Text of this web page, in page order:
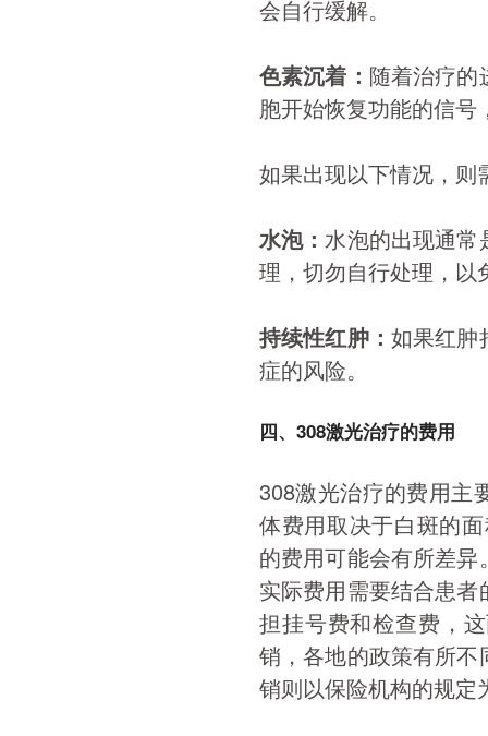
会自行缓解。
色素沉着： 随着治疗的
胞开始恢复功能的信
如果出现以下情况，则
水泡：水泡的出现通常
理，切勿自行处理，以
持续性红肿： 如果红肿
症的风险。
四、308激光治疗的费用
308激光治疗的费用主
体费用取决于白斑的
的费用可能会有所差
实际费用需要结合患
担挂号费和检查费，
销，各地的政策有所
销则以保险机构的规定